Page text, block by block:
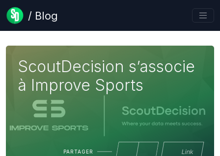
/ Blog
ScoutDecision s’associe
à Improve Sports
PARTAGER Link